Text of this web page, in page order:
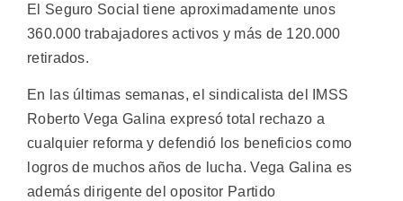
El Seguro Social tiene aproximadamente unos
360.000 trabajadores activos y más de 120.000
retirados.
En las últimas semanas, el sindicalista del IMSS
Roberto Vega Galina expresó total rechazo a
cualquier reforma y defendió los beneficios como
logros de muchos años de lucha. Vega Galina es
además dirigente del opositor Partido